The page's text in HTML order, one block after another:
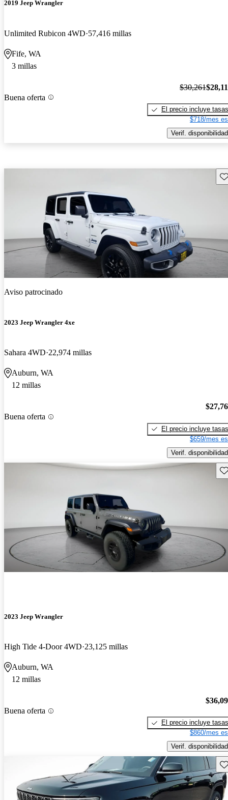
2019 Jeep Wrangler
Unlimited Rubicon 4WD 57,416 millas
Fife, WA
3 millas
Buena oferta
$30,261
El precio incluye tasas
$718/mes
Verif. disponibilidad
Aviso patrocinado
2023 Jeep Wrangler 4xe
Sahara 4WD 22,974 millas
Auburn, WA
12 millas
Buena oferta
El precio incluye tasas
$659/mes
Verif. disponibilidad
2023 Jeep Wrangler
High Tide 4-Door 4WD 23,125 millas
Auburn, WA
12 millas
Buena oferta
El precio incluye tasas
$860/mes
Verif. disponibilidad